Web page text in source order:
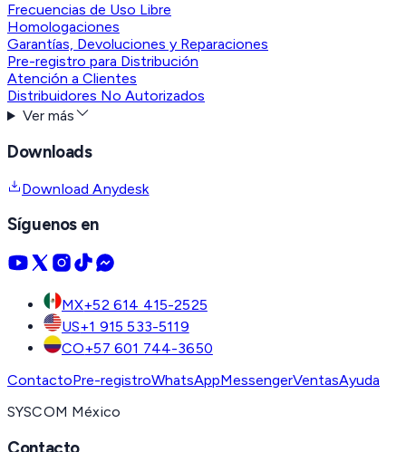
Frecuencias de Uso Libre
Homologaciones
Garantías, Devoluciones y Reparaciones
Pre-registro para Distribución
Atención a Clientes
Distribuidores No Autorizados
Ver más
Downloads
Download Anydesk
Síguenos en
MX+52 614 415-2525
US+1 915 533-5119
CO+57 601 744-3650
ContactoPre-registroWhatsAppMessengerVentasAyuda
SYSCOM México
Contacto